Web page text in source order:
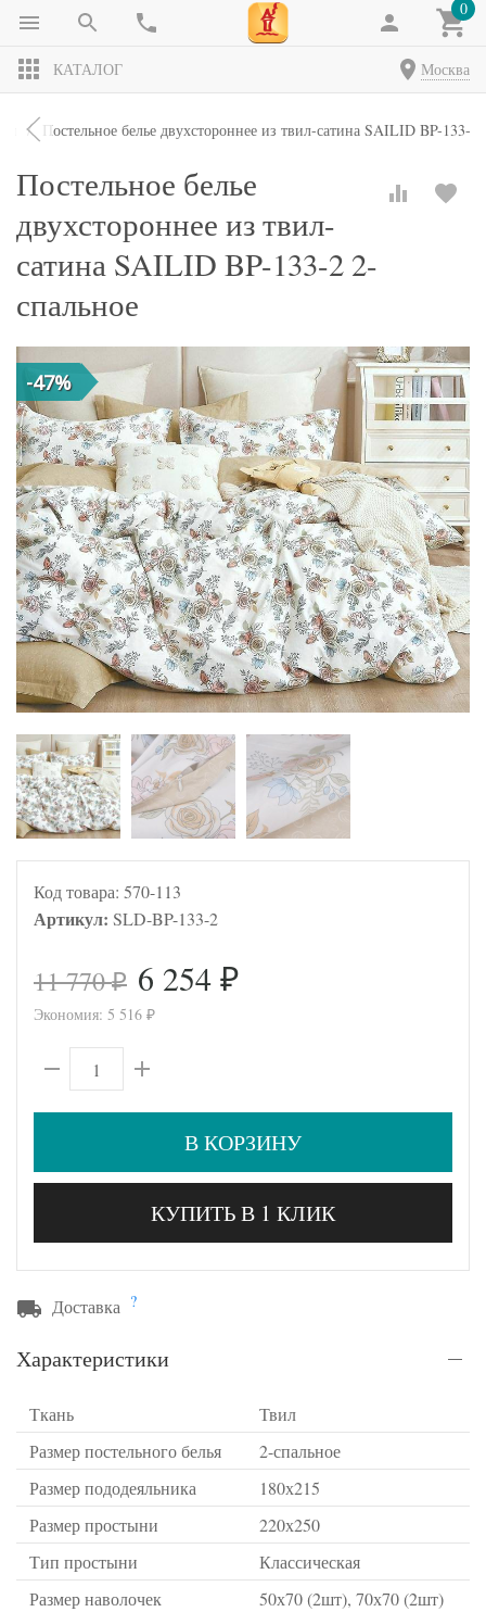
0
КАТАЛОГ Москва
Постельное белье двухстороннее из твил-сатина SAILID BP-133-2
Постельное белье
двухстороннее из твил-
сатина SAILID BP-133-2 2-
спальное
-47%
Код товара: 570-113
Артикул: SLD-BP-133-2
11 770₽ 6 254 ₽
Экономия: 5 516 ₽
В КОРЗИНУ
КУПИТЬ В 1 КЛИК
Доставка ?
Характеристики
Ткань
Твил
Размер постельного белья
2-спальное
Размер пододеяльника
180х215
Размер простыни
220х250
Тип простыни
Классическая
Размер наволочек
50х70 (2шт), 70х70 (2шт)